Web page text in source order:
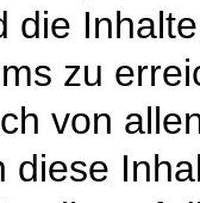
die
zu
von
diese